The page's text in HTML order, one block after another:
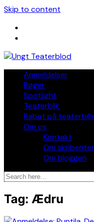
Skip to content
Anmeldelser
Bøger
Spotlight
Teaterblik
Rabat på
Om os
Kontakt
Om
Om bloggen
Tag: Ædru